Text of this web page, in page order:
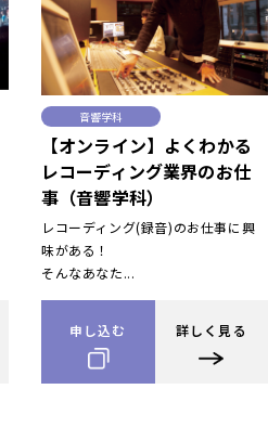
音響学科
【オンライン】よくわかる
レコーディング業界のお仕
事（音響学科）
レコーディング(録音)のお仕事に興
味がある！
そんなあなた...
申し込む 詳しく見る